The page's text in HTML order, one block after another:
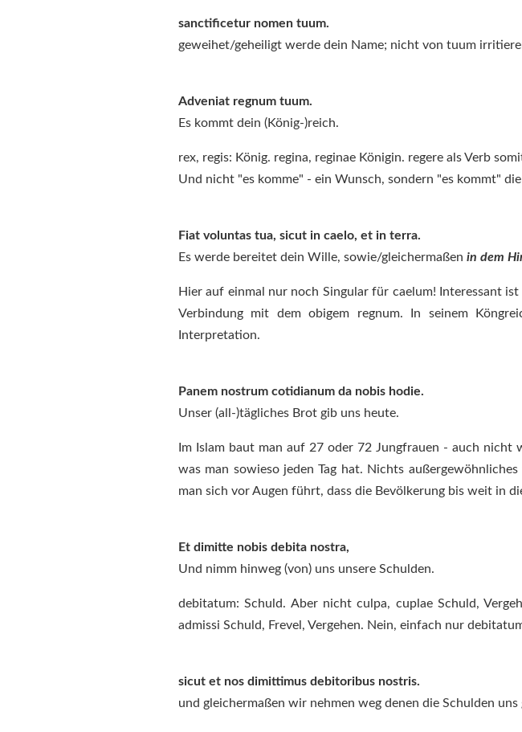
sanctificetur nomen tuum.
geweihet/geheiligt werde dein Name; nicht von tuum
Adveniat regnum tuum.
Es kommt dein (König-)reich.
rex, regis: König. regina, reginae Königin. regere als Verb
Und nicht "es komme" - ein Wunsch, sondern "es kommt"
Fiat voluntas tua, sicut in caelo, et in terra.
Es werde bereitet dein Wille, sowie/gleichermaßen in dem
Hier auf einmal nur noch Singular für caelum! Interessant
Verbindung mit dem obigem regnum. In seinem
Interpretation.
Panem nostrum cotidianum da nobis hodie.
Unser (all-)tägliches Brot gib uns heute.
Im Islam baut man auf 27 oder 72 Jungfrauen - auch
was man sowieso jeden Tag hat. Nichts
man sich vor Augen führt, dass die Bevölkerung bis weit in
Et dimitte nobis debita nostra,
Und nimm hinweg (von) uns unsere Schulden.
debitatum: Schuld. Aber nicht culpa, cuplae Schuld,
admissi Schuld, Frevel, Vergehen. Nein, einfach nur
sicut et nos dimittimus debitoribus nostris.
und gleichermaßen wir nehmen weg denen die Schulden uns